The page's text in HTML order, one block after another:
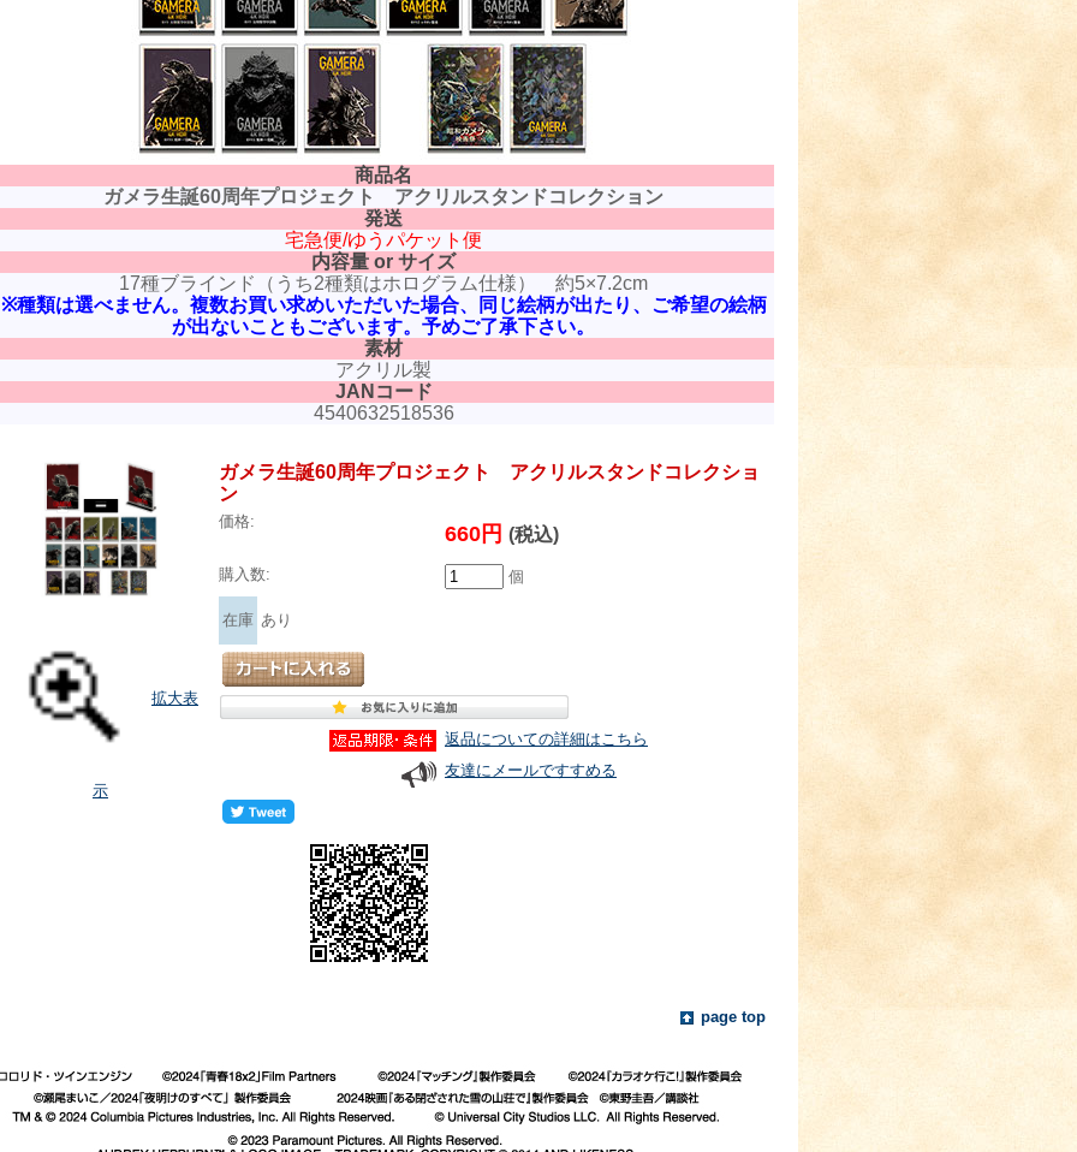
商品名
ガメラ生誕60周年プロジェクト アクリルスタンドコレクション
発送
宅急便/ゆうパケット便
内容量 or サイズ
17種ブラインド（うち2種類はホログラム仕様） 約5×7.2cm
※種類は選べません。複数お買い求めいただいた場合、同じ絵柄が出たり、ご希望の絵柄
が出ないこともございます。予めご了承下さい。
素材
アクリル製
JANコード
4540632518536
拡大表
示
ガメラ生誕60周年プロジェクト アクリルスタンドコレクショ
ン
価格:
660円 (税込)
購入数: 個
在庫 あり
返品についての詳細はこちら
友達にメールですすめる
page top